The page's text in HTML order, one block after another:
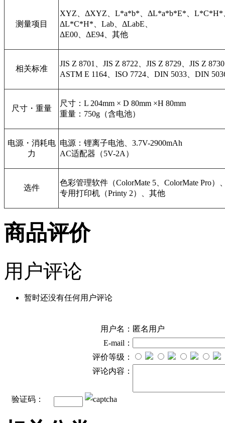
测量项目
XYZ、ΔXYZ、L*a*b*、ΔL*a*b*E*、L*C*H*
ΔL*C*H*、Lab、ΔLabE、
ΔE00、ΔE94、其他
相关标准
JIS Z 8701、JIS Z 8722、JIS Z 8729、JIS Z
ASTM E 1164、ISO 7724、DIN 5033、DIN
尺寸・重量
尺寸：L 204mm × D 80mm ×H 80mm
重量：750g（含电池）
电源・消耗电
力
电源：锂离子电池、3.7V-2900mAh
AC适配器（5V-2A）
选件
色彩管理软件（ColorMate 5、ColorMate Pro）
专用打印机（Printy 2）、其他
商品评价
用户评论
暂时还没有任何用户评论
用户名： 匿名用户
E-mail：
评价等级：
评论内容：
验证码：